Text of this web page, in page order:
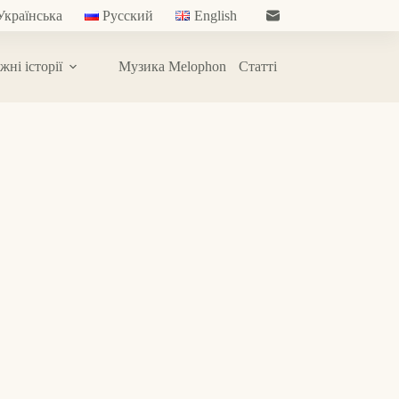
Русский English
історії Музика Melophon Статті